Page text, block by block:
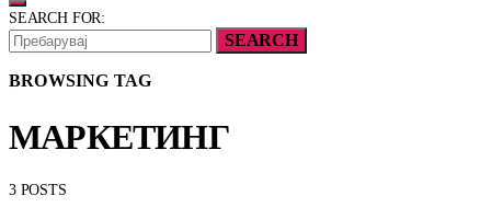
SEARCH FOR:
SEARCH
BROWSING TAG
МАРКЕТИНГ
3 POSTS